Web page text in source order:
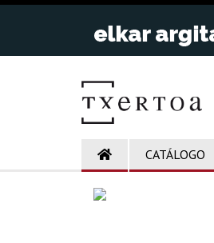
CATÁLOGO